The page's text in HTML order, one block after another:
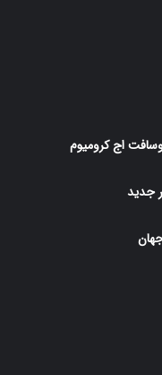
اج کرومیوم